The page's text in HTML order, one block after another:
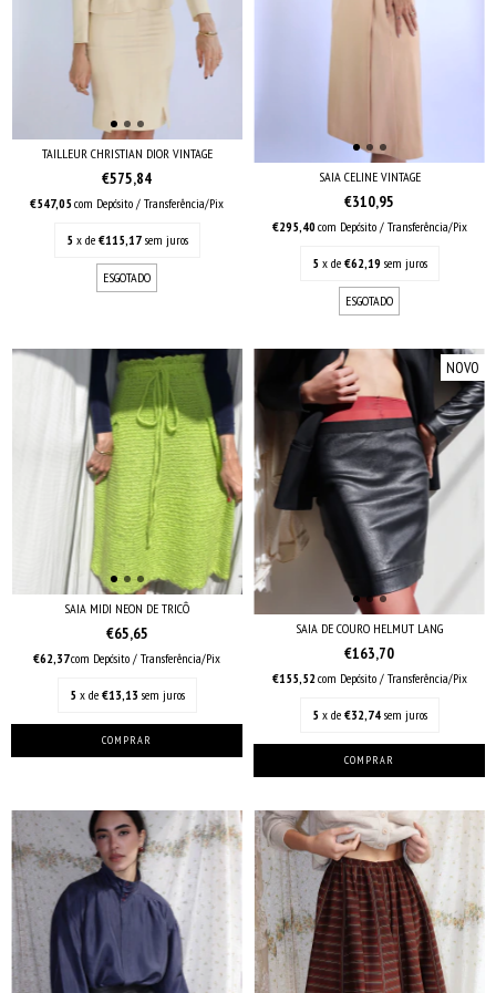
TAILLEUR CHRISTIAN DIOR VINTAGE
€575,84
€547,05com Depósito / Transferência/Pix
5 x de €115,17 sem juros
ESGOTADO
SAIA CELINE VINTAGE
€310,95
€295,40com Depósito / Transferência/Pix
5 x de €62,19 sem juros
ESGOTADO
SAIA MIDI NEON DE TRICÔ
€65,65
€62,37com Depósito / Transferência/Pix
5 x de €13,13 sem juros
NOVO
SAIA DE COURO HELMUT LANG
€163,70
€155,52 com Depósito / Transferência/Pix
5 x de €32,74 sem juros